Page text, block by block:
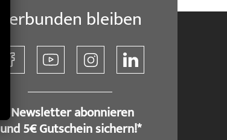
Verbunden bleiben
​ Newsletter abonnieren
und 5€ Gutschein sichern!*